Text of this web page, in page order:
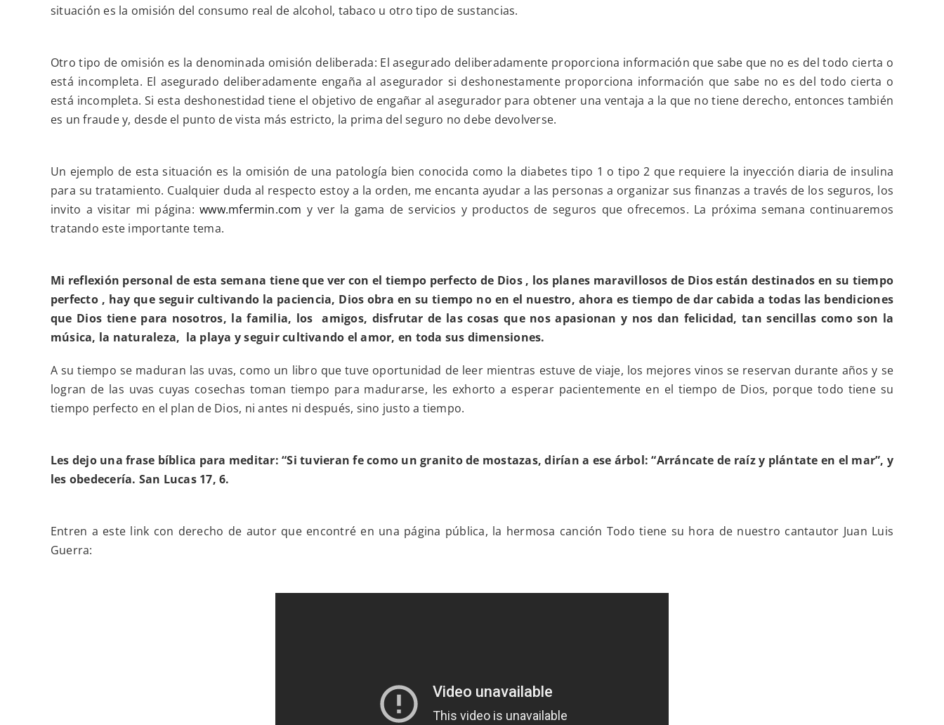
uvas
situación es la omisión del consumo real de alcohol, tabaco u otro tipo de sustancias.
Otro tipo de omisión es la denominada omisión deliberada: El asegurado deliberadamente proporciona información que sabe que no es del todo cierta o
está incompleta. El asegurado deliberadamente engaña al asegurador si deshonestamente proporciona información que sabe no es del todo cierta o
está incompleta. Si esta deshonestidad tiene el objetivo de engañar al asegurador para obtener una ventaja a la que no tiene derecho, entonces también
es un fraude y, desde el punto de vista más estricto, la prima del seguro no debe devolverse.
Un ejemplo de esta situación es la omisión de una patología bien conocida como la diabetes tipo 1 o tipo 2 que requiere la inyección diaria de insulina
para su tratamiento. Cualquier duda al respecto estoy a la orden, me encanta ayudar a las personas a organizar sus finanzas a través de los seguros, los
invito a visitar mi página:www.mfermin.com y ver la gama de servicios y productos de seguros que ofrecemos. La próxima semana continuaremos
tratando este importante tema.
Mi reflexión personal de esta semana tiene que ver con el tiempo perfecto de Dios , los planes maravillosos de Dios están destinados en su tiempo
perfecto , hay que seguir cultivando la paciencia, Dios obra en su tiempo no en el nuestro, ahora es tiempo de dar cabida a todas las bendiciones
que Dios tiene para nosotros, la familia, los amigos, disfrutar de las cosas que nos apasionan y nos dan felicidad, tan sencillas como son la
música, la naturaleza, la playa y seguir cultivando el amor, en toda sus dimensiones.
A su tiempo se maduran las uvas, como un libro que tuve oportunidad de leer mientras estuve de viaje, los mejores vinos se reservan durante años y se
logran de las uvas cuyas cosechas toman tiempo para madurarse, les exhorto a esperar pacientemente en el tiempo de Dios, porque todo tiene su
tiempo perfecto en el plan de Dios, ni antes ni después, sino justo a tiempo.
Les dejo una frase bíblica para meditar: “Si tuvieran fe como un granito de mostazas, dirían a ese árbol: “Arráncate de raíz y plántate en el mar”, y
les obedecería. San Lucas 17, 6.
Entren a este link con derecho de autor que encontré en una página pública, la hermosa canción Todo tiene su hora de nuestro cantautor Juan Luis
Guerra: